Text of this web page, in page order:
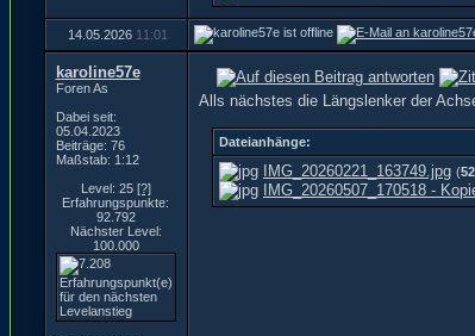
14.05.2026 11:01
karoline57e
Foren As
Dabei seit:
05.04.2023
Beiträge: 76
Maßstab: 1:12
Level: 25 [?]
Erfahrungspunkte:
92.792
Nächster Level:
100.000
Alls nächstes die Längslenker der
Dateianhänge:
IMG_20260221_163749.jpg (
IMG_20260507_170518 -